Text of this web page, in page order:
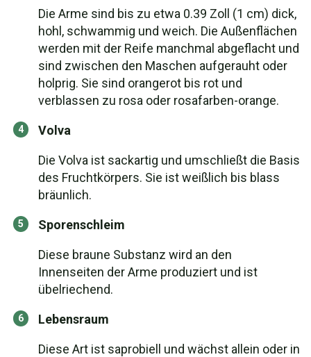
Die Arme sind bis zu etwa 0.39 Zoll (1 cm) dick,
hohl, schwammig und weich. Die Außenflächen
werden mit der Reife manchmal abgeflacht und
sind zwischen den Maschen aufgerauht oder
holprig. Sie sind orangerot bis rot und
verblassen zu rosa oder rosafarben-orange.
Volva
Die Volva ist sackartig und umschließt die Basis
des Fruchtkörpers. Sie ist weißlich bis blass
bräunlich.
Sporenschleim
Diese braune Substanz wird an den
Innenseiten der Arme produziert und ist
übelriechend.
Lebensraum
Diese Art ist saprobiell und wächst allein oder in